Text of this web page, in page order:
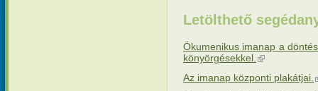
Letölthető
Ökumenikus imanap a
könyörgésekkel. (külső
Az imanap központi plakátjai.